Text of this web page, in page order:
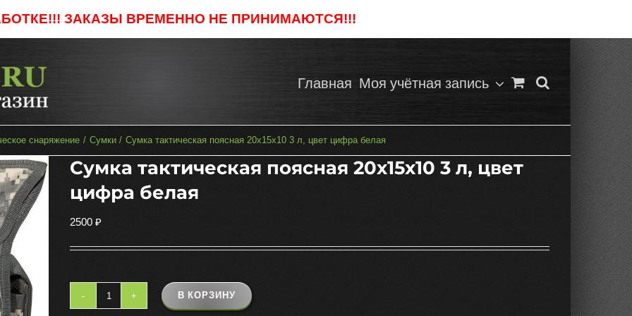
ЗАКАЗЫ ВРЕМЕННО НЕ ПРИНИМАЮТСЯ!!!
Главная Моя учётная запись
снаряжение Сумки Сумка тактическая поясная 20х15х10 3 л, цвет цифра белая
Сумка тактическая поясная 20х15х10 3 л, цвет
цифра белая
2500 ₽
Количество
В КОРЗИНУ